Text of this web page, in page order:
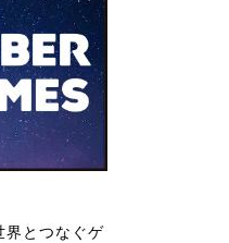
界とつなぐゲ